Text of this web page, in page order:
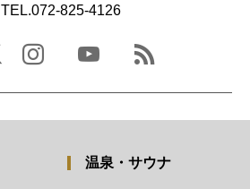
TEL.072-825-4126
温泉・サウナ